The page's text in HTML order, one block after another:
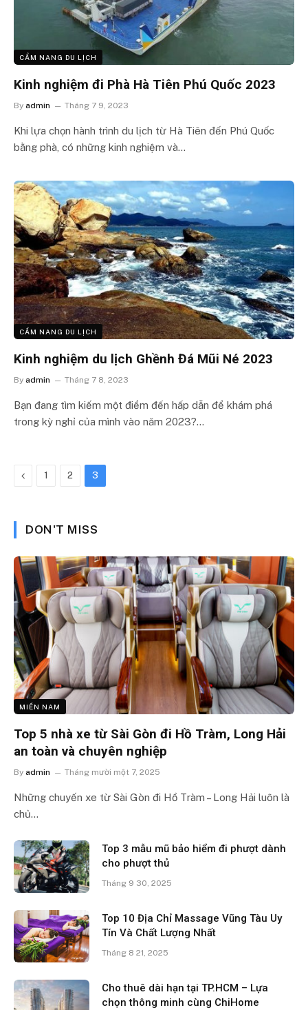
CẨM NANG DU LỊCH
Kinh nghiệm đi Phà Hà Tiên Phú Quốc 2023
By admin Tháng 7 9, 2023
Khi lựa chọn hành trình du lịch từ Hà Tiên đến Phú Quốc
bằng phà, có những kinh nghiệm và…
CẨM NANG DU LỊCH
Kinh nghiệm du lịch Ghềnh Đá Mũi Né 2023
By admin Tháng 7 8, 2023
Bạn đang tìm kiếm một điểm đến hấp dẫn để khám phá
trong kỳ nghỉ của mình vào năm 2023?…
Previous
1 2 3
DON'T MISS
MIỀN NAM
Top 5 nhà xe từ Sài Gòn đi Hồ Tràm, Long Hải
an toàn và chuyên nghiệp
By admin Tháng mười một 7, 2025
Những chuyến xe từ Sài Gòn đi Hồ Tràm – Long Hải luôn là
chủ…
Top 3 mẫu mũ bảo hiểm đi phượt dành
cho phượt thủ
Tháng 9 30, 2025
Top 10 Địa Chỉ Massage Vũng Tàu Uy
Tín Và Chất Lượng Nhất
Tháng 8 21, 2025
Cho thuê dài hạn tại TP.HCM – Lựa
chọn thông minh cùng ChiHome